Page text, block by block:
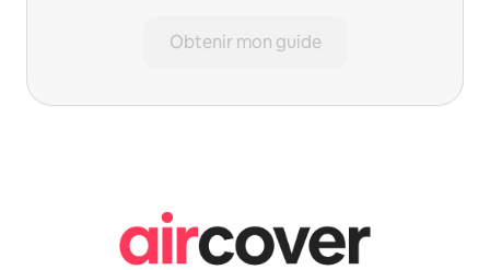
Obtenir mon guide